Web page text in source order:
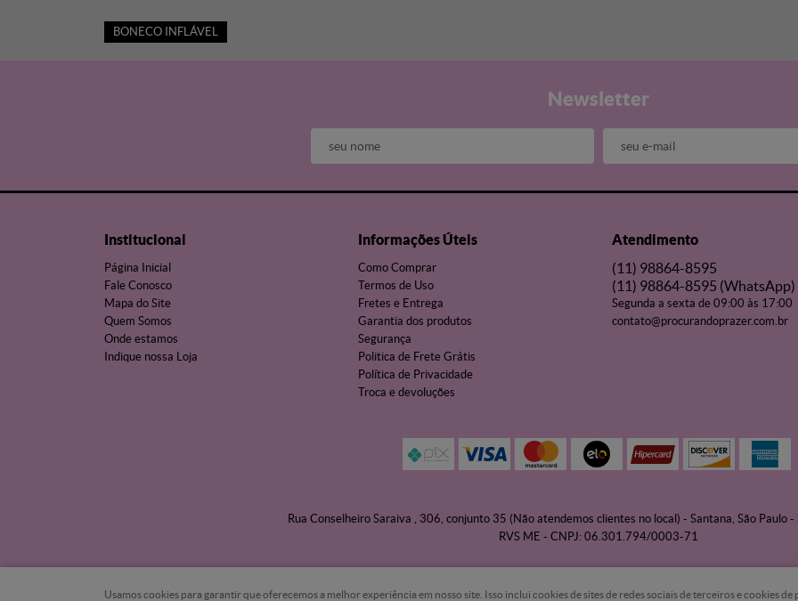
BONECO INFLÁVEL
Newsletter
Institucional
Página Inicial
Fale Conosco
Mapa do Site
Quem Somos
Onde estamos
Indique nossa Loja
Informações Úteis
Como Comprar
Termos de Uso
Fretes e Entrega
Garantia dos produtos
Segurança
Politica de Frete Grátis
Política de Privacidade
Troca e devoluções
Atendimento
(11) 98864-8595
(11) 98864-8595 (WhatsApp)
Segunda a sexta de 09:00 às 17:00
contato@procurandoprazer.com.br
Rua Conselheiro Saraiva , 306, conjunto 35 (Não atendemos clientes no local) - Santana, São Paulo -
RVS ME - CNPJ: 06.301.794/0003-71
Usamos cookies para garantir que oferecemos a melhor experiência em nosso site. Isso inclui cookies de sites de redes sociais de terceiros e cookies